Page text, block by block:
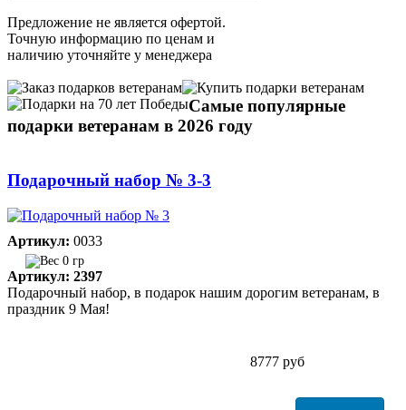
Предложение не является офертой.
Точную информацию по ценам и
наличию уточняйте у менеджера
Самые популярные
подарки ветеранам в 2026 году
Подарочный набор № 3-3
Артикул: 0033
0 гр
Артикул: 2397
Подарочный набор, в подарок нашим дорогим ветеранам, в
праздник 9 Мая!
8777 руб